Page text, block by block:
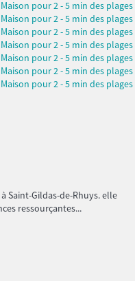
Saint-Gildas-de-Rhuys. elle
ressourçantes...